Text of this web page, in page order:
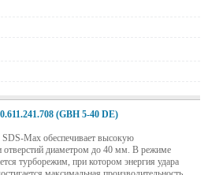
(GBH 5-40 DE)
Max обеспечивает высокую
отверстий диаметром до 40 мм. В режиме
турборежим, при котором энергия удара